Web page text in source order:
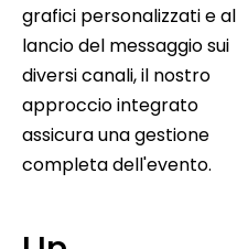
grafici personalizzati e al
lancio del messaggio sui
diversi canali, il nostro
approccio integrato
assicura una gestione
completa dell'evento.